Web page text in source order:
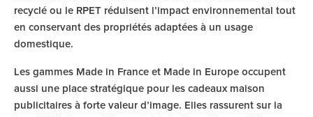
recyclé ou le RPET réduisent l’impact environnemental tout
en conservant des propriétés adaptées à un usage
domestique.
Les gammes Made in France et Made in Europe occupent
aussi une place stratégique pour les cadeaux maison
publicitaires à forte valeur d’image. Elles rassurent sur la